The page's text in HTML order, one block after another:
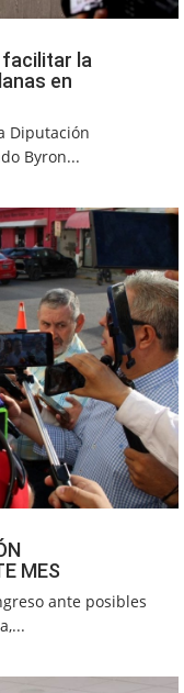
facilitar la
en
Diputación
Byron...
MES
ante posibles